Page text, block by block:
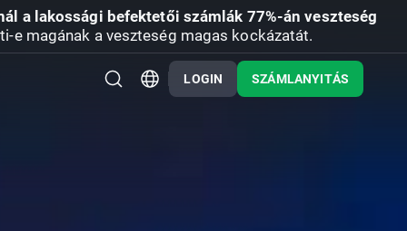
a lakossági befektetői számlák 77%-án veszteség
e magának a veszteség magas kockázatát.
LOGIN SZÁMLANYITÁS